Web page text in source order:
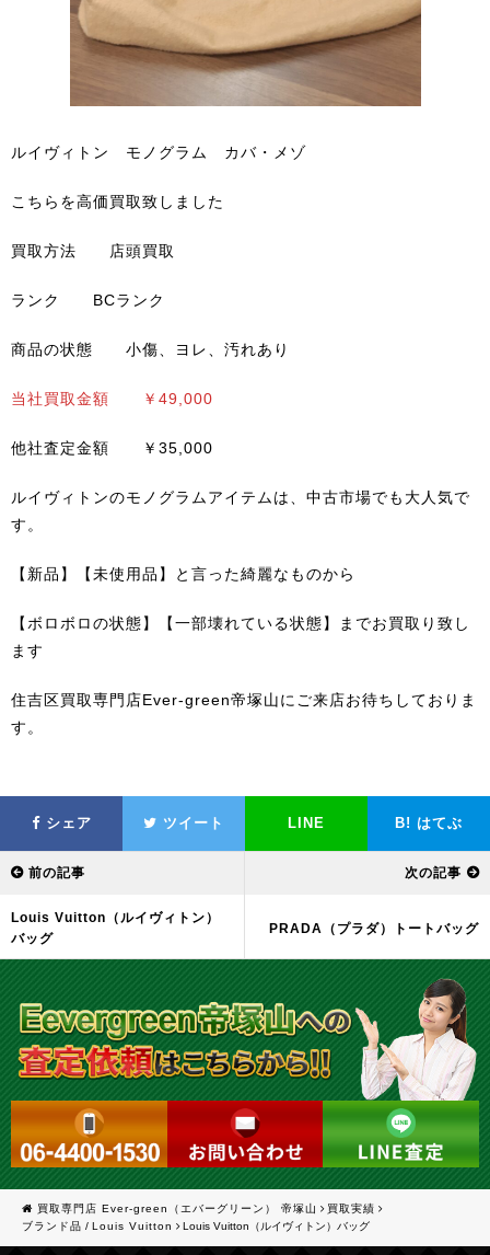
ルイヴィトン モノグラム カバ・メゾ
こちらを高価買取致しました
買取方法 店頭買取
ランク BCランク
商品の状態 小傷、ヨレ、汚れあり
当社買取金額 ￥49,000
他社査定金額 ￥35,000
ルイヴィトンのモノグラムアイテムは、中古市場でも大人気で
す。
【新品】【未使用品】と言った綺麗なものから
【ボロボロの状態】【一部壊れている状態】までお買取り致し
ます
住吉区買取専門店Ever-green帝塚山にご来店お待ちしておりま
す。
シェア ツイート LINE B! はてぶ
前の記事
Louis Vuitton（ルイヴィトン）
バッグ
次の記事
PRADA（プラダ）トートバッグ
買取専門店 Ever-green（エバーグリーン） 帝塚山
買取実績
ブランド品 / Louis Vuitton Louis Vuitton（ルイヴィトン）バッグ